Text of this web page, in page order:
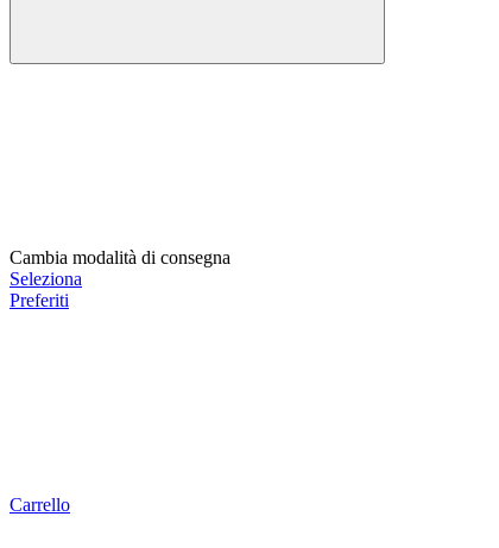
Cambia modalità di consegna
Seleziona
Preferiti
Carrello